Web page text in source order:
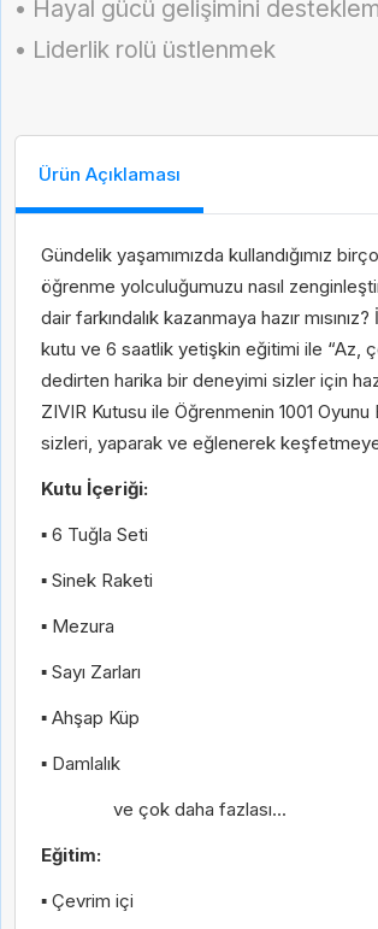
• Hayal gücü gelişimini
• Liderlik rolü üstlenmek
Ürün Açıklaması
Gündelik yaşamımızda kullandığımız birçok
öğrenme yolculuğumuzu nasıl
dair farkındalık kazanmaya hazır
kutu ve 6 saatlik yetişkin eğitimi ile “Az,
dedirten harika bir deneyimi sizler için
ZIVIR Kutusu ile Öğrenmenin 1001
sizleri, yaparak ve eğlenerek
Kutu İçeriği:
▪ 6 Tuğla Seti
▪ Sinek Raketi
▪ Mezura
▪ Sayı Zarları
▪ Ahşap Küp
▪ Damlalık
ve çok daha fazlası...
Eğitim:
▪ Çevrim içi
Abone Ol
E-Posta
metnini
Kişiselleştirilmiş ve tercihlerime
Gelince Haber Ver
E-Posta
Taksit Seçenekleri
2-12 Taksit